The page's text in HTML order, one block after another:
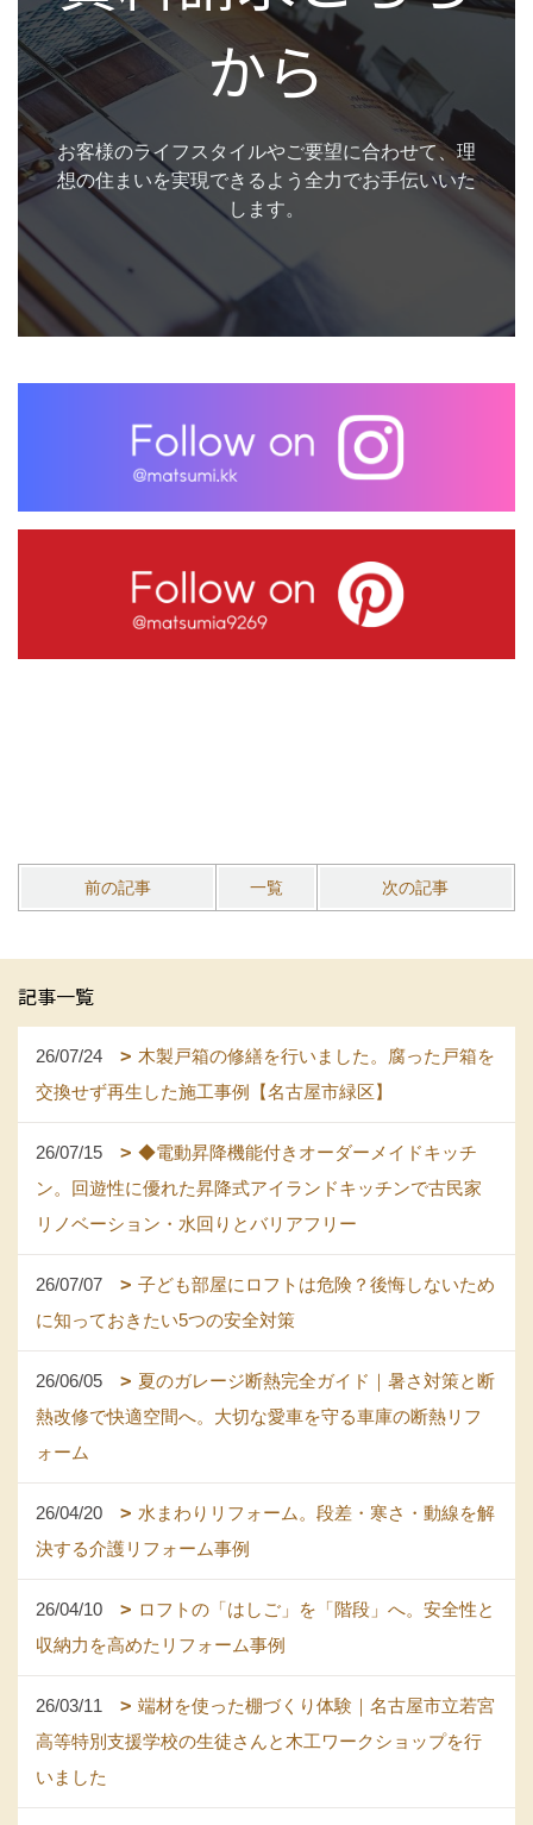
から
お客様のライフスタイルやご要望に合わせて、理
想の住まいを実現できるよう全力でお手伝いいた
します。
前の記事 一覧 次の記事
記事一覧
26/07/24
木製戸箱の修繕を行いました。腐った戸箱を
交換せず再生した施工事例【名古屋市緑区】
26/07/15
◆電動昇降機能付きオーダーメイドキッチ
ン。回遊性に優れた昇降式アイランドキッチンで古民家
リノベーション・水回りとバリアフリー
26/07/07
子ども部屋にロフトは危険？後悔しないため
に知っておきたい5つの安全対策
26/06/05
夏のガレージ断熱完全ガイド｜暑さ対策と断
熱改修で快適空間へ。大切な愛車を守る車庫の断熱リフ
ォーム
26/04/20
水まわりリフォーム。段差・寒さ・動線を解
決する介護リフォーム事例
26/04/10
ロフトの「はしご」を「階段」へ。安全性と
収納力を高めたリフォーム事例
26/03/11
端材を使った棚づくり体験｜名古屋市立若宮
高等特別支援学校の生徒さんと木工ワークショップを行
いました